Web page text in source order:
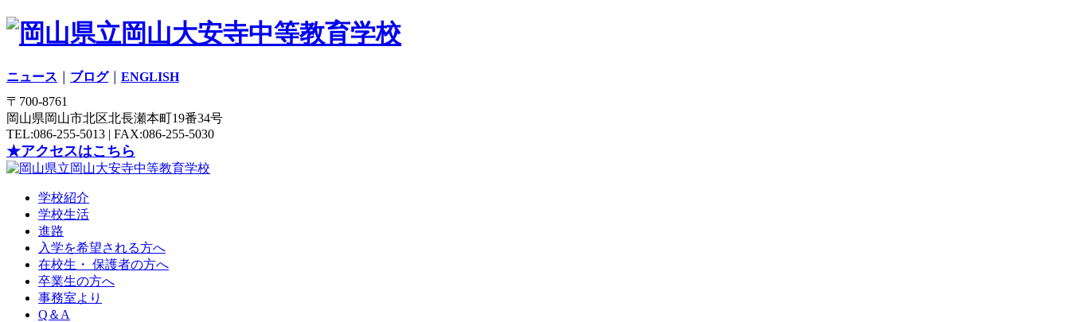
ニュース ブログ｜ ENGLISH
〒700-8761
岡山県岡山市北区北長瀬本町19番34号
TEL:086-255-5013 | FAX:086-255-5030
★アクセスはこちら
学校紹介
学校生活
進路
入学を希望される方へ
在校生・ 保護者の方へ
卒業生の方へ
事務室より
Q＆A